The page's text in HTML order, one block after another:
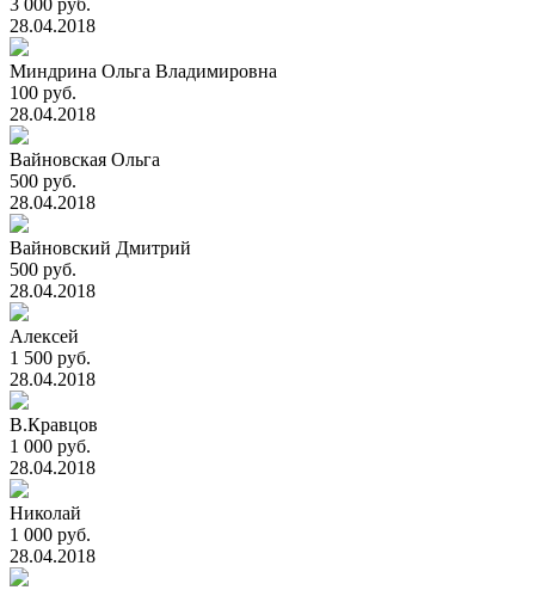
3 000 руб.
28.04.2018
Миндрина Ольга Владимировна
100 руб.
28.04.2018
Вайновская Ольга
500 руб.
28.04.2018
Вайновский Дмитрий
500 руб.
28.04.2018
Алексей
1 500 руб.
28.04.2018
В.Кравцов
1 000 руб.
28.04.2018
Николай
1 000 руб.
28.04.2018